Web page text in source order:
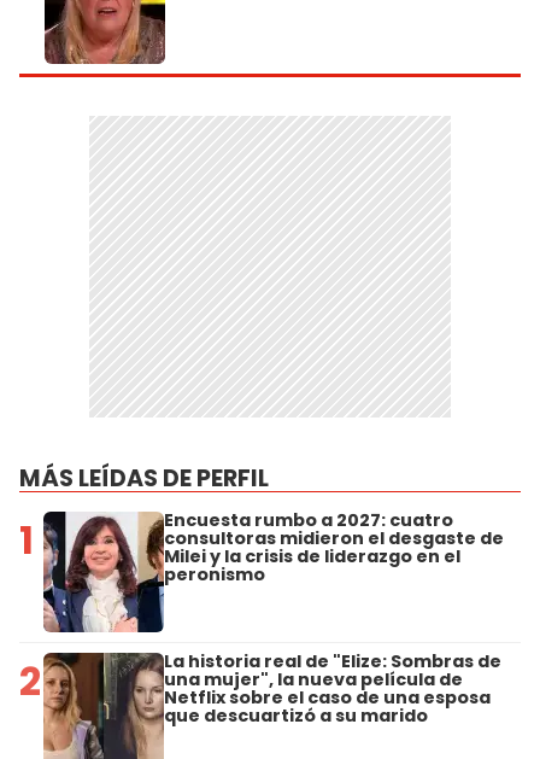
MÁS LEÍDAS DE PERFIL
1 Encuesta rumbo a 2027: cuatro
consultoras midieron el desgaste de
Milei y la crisis de liderazgo en el
peronismo
2 La historia real de "Elize: Sombras de
una mujer", la nueva película de
Netflix sobre el caso de una esposa
que descuartizó a su marido